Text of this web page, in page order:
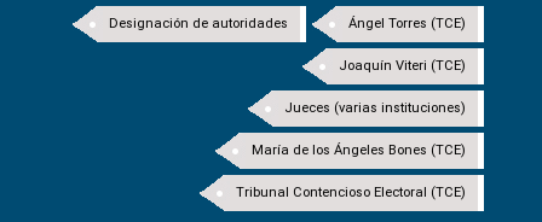
Ángel Torres (TCE)
Designación de autoridades
Joaquín Viteri (TCE)
Jueces (varias instituciones)
María de los Ángeles Bones (TCE)
Tribunal Contencioso Electoral (TCE)